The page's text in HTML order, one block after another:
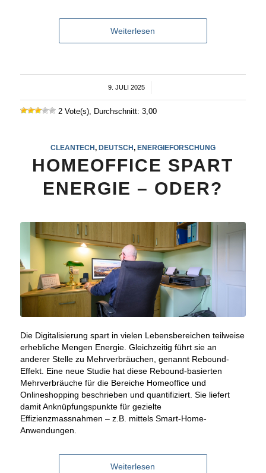
Weiterlesen
9. JULI 2025
2 Vote(s), Durchschnitt: 3,00
CLEANTECH DEUTSCH ENERGIEFORSCHUNG
HOMEOFFICE SPART
ENERGIE – ODER?
Die Digitalisierung spart in vielen Lebensbereichen teilweise
erhebliche Mengen Energie. Gleichzeitig führt sie an
anderer Stelle zu Mehrverbräuchen, genannt Rebound-
Effekt. Eine neue Studie hat diese Rebound-basierten
Mehrverbräuche für die Bereiche Homeoffice und
Onlineshopping beschrieben und quantifiziert. Sie liefert
damit Anknüpfungspunkte für gezielte
Effizienzmassnahmen – z.B. mittels Smart-Home-
Anwendungen.
Weiterlesen